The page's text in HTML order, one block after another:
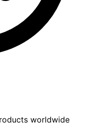
worldwide